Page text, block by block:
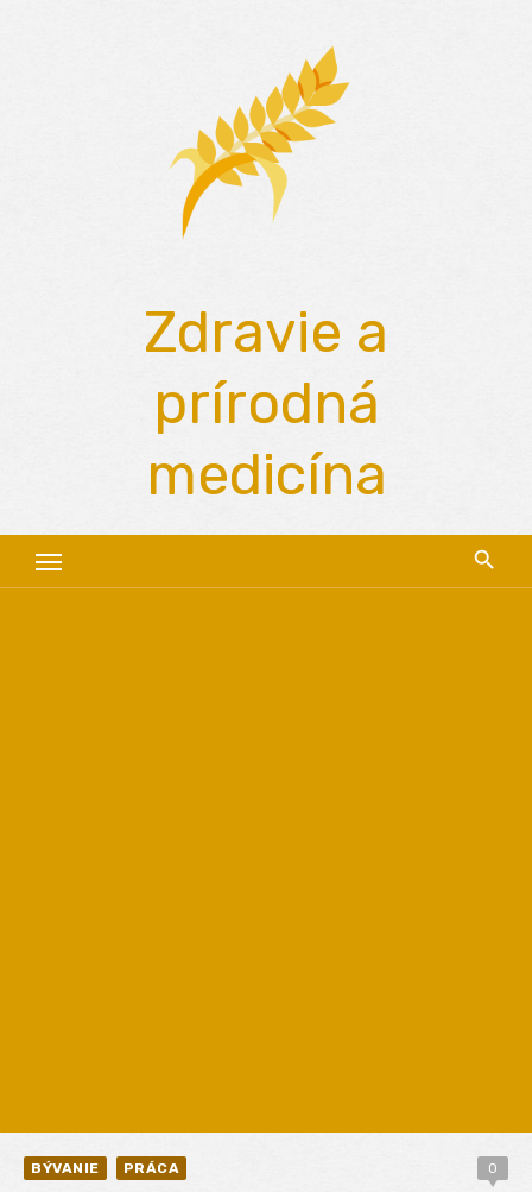
Zdravie a
prírodná
medicína
BÝVANIE PRÁCA 0